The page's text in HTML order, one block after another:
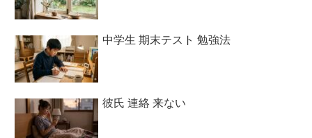
中学生 期末テスト 勉強法
彼氏 連絡 来ない